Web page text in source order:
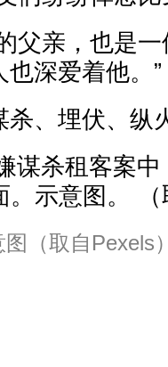
亲，也是一
深爱着他。”
、埋伏、纵
图（取自Pexels